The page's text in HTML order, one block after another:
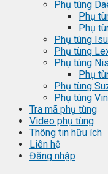
Phụ tùng
Phụ
Phụ
Phụ tùng
Phụ tùng
Phụ tùng
Phụ
Phụ tùng
Phụ tùng
Tra mã phụ tùng
Video phụ tùng
Thông tin hữu ích
Liên hệ
Đăng nhập